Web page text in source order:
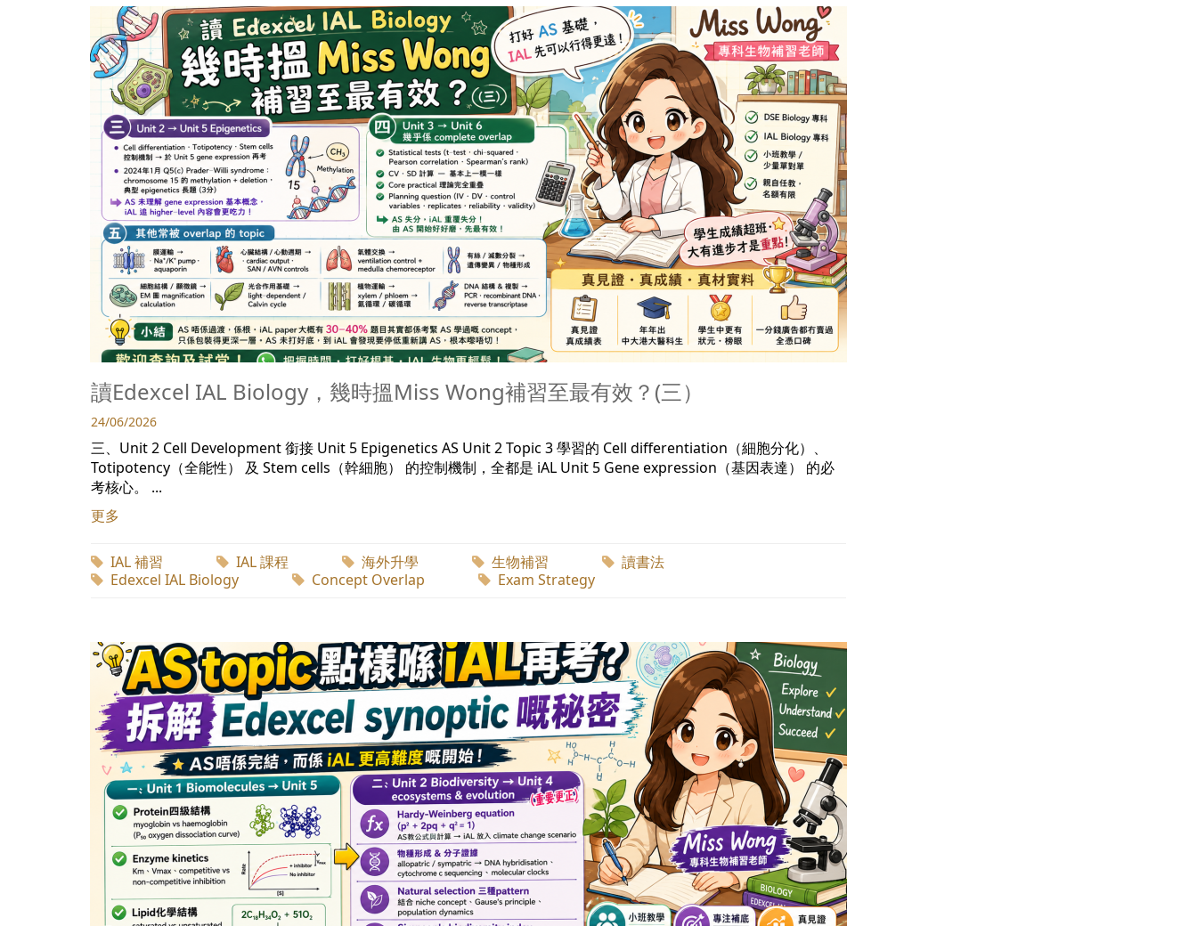
讀Edexcel IAL Biology，幾時搵Miss Wong補習至最有效？(三）
24/06/2026
三、Unit 2 Cell Development 銜接 Unit 5 Epigenetics AS Unit 2 Topic 3 學習的 Cell differentiation（細胞分化）、
Totipotency（全能性） 及 Stem cells（幹細胞） 的控制機制，全都是 iAL Unit 5 Gene expression（基因表達） 的必
考核心。 ...
更多
IAL 補習 IAL 課程 海外升學 生物補習
讀書法
Edexcel IAL Biology
Concept Overlap Exam Strategy